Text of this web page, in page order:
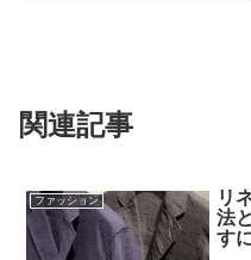
関連記事
ファッション
リ
法
す